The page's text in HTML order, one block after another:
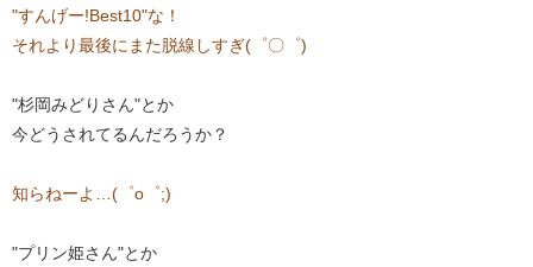
"すんげー!Best10"な！
それより最後にまた脱線しすぎ(゜〇゜)
"杉岡みどりさん"とか
今どうされてるんだろうか？
知らねーよ…(゜o゜;)
"プリン姫さん"とか